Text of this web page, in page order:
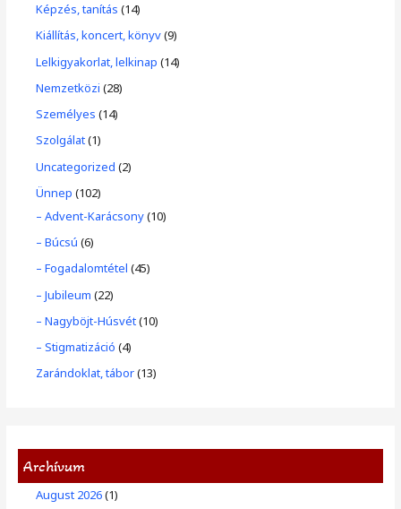
Képzés, tanítás (14)
Kiállítás, koncert, könyv(9)
Lelkigyakorlat, lelkinap (14)
Nemzetközi (28)
Személyes (14)
Szolgálat(1)
Uncategorized (2)
Ünnep (102)
– Advent-Karácsony(10)
– Búcsú (6)
– Fogadalomtétel (45)
– Jubileum (22)
– Nagyböjt-Húsvét(10)
– Stigmatizáció (4)
Zarándoklat, tábor(13)
Archívum
August 2026(1)